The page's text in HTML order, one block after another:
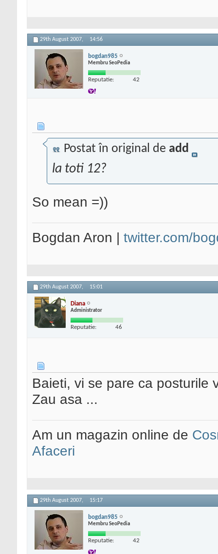
29th August 2007, 14:56
bogdan985
Membru SeoPedia
Reputatie: 42
Postat în original de add
la toti 12?
So mean =))
Bogdan Aron | twitter.com/
29th August 2007, 15:01
Diana
Administrator
Reputatie: 46
Baieti, vi se pare ca posturile
Zau asa ...
Am un magazin online de
Afaceri
29th August 2007, 15:17
bogdan985
Membru SeoPedia
Reputatie: 42